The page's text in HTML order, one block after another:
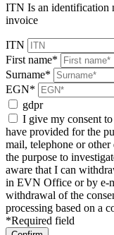
ITN Is an identification
invoice
ITN
First name*
Surname*
EGN*
gdpr
I give my consent
have provided for the
mail, telephone or
the purpose to
aware that I can
in EVN Office or by e-
withdrawal of the
processing based on a
*Required field